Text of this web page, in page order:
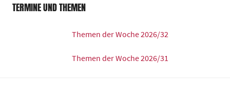
TERMINE UND THEMEN
Themen der Woche 2026/32
Themen der Woche 2026/31